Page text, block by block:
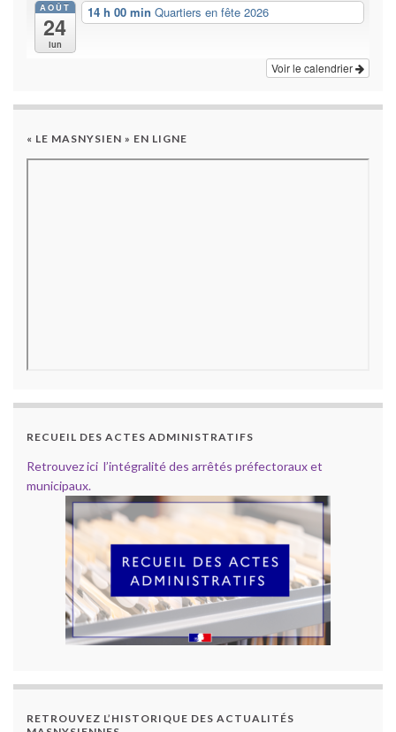
AOÛT
24
lun
14 h 00 min Quartiers en fête 2026
Voir le calendrier
« LE MASNYSIEN » EN LIGNE
RECUEIL DES ACTES ADMINISTRATIFS
Retrouvez ici l’intégralité des arrêtés préfectoraux et
municipaux.
RETROUVEZ L’HISTORIQUE DES ACTUALITÉS